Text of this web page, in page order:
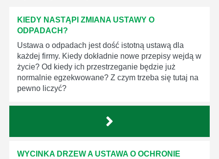
KIEDY NASTĄPI ZMIANA USTAWY O
ODPADACH?
Ustawa o odpadach jest dość istotną ustawą dla
każdej firmy. Kiedy dokładnie nowe przepisy wejdą w
życie? Od kiedy ich przestrzeganie będzie już
normalnie egzekwowane? Z czym trzeba się tutaj na
pewno liczyć?
WYCINKA DRZEW A USTAWA O OCHRONIE